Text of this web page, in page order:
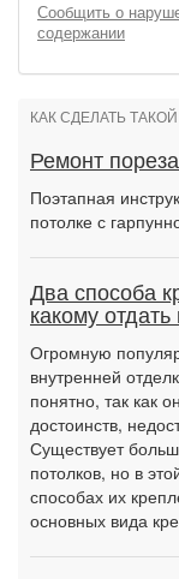
Сообщить о
содержании
КАК СДЕЛАТЬ
Ремонт
Поэтапная
потолке с
Два способа
какому
Огромную
внутренней
понятно, так как
достоинств,
Существует
потолков, но в
способах их
основных вида